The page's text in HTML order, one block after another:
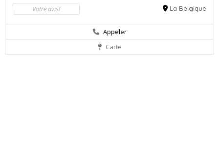
Votre avis! La Belgique
Appeler
Carte